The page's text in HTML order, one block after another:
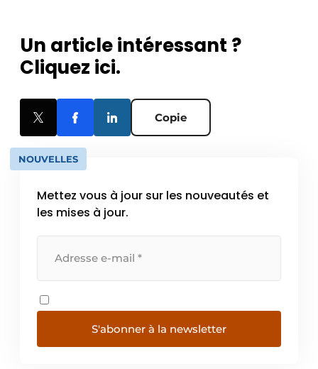
Un article intéressant ?
Cliquez ici.
Copie
NOUVELLES
Mettez vous à jour sur les nouveautés et
les mises à jour.
S'abonner à la newsletter